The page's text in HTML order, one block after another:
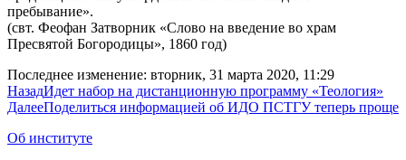
пребывание».
(свт. Феофан Затворник «Слово на введение во храм
Пресвятой Богородицы», 1860 год)
Последнее изменение: вторник, 31 марта 2020, 11:29
НазадИдет набор на дистанционную программу «Теология»
ДалееПоделиться информацией об ИДО ПСТГУ теперь проще
Об институте